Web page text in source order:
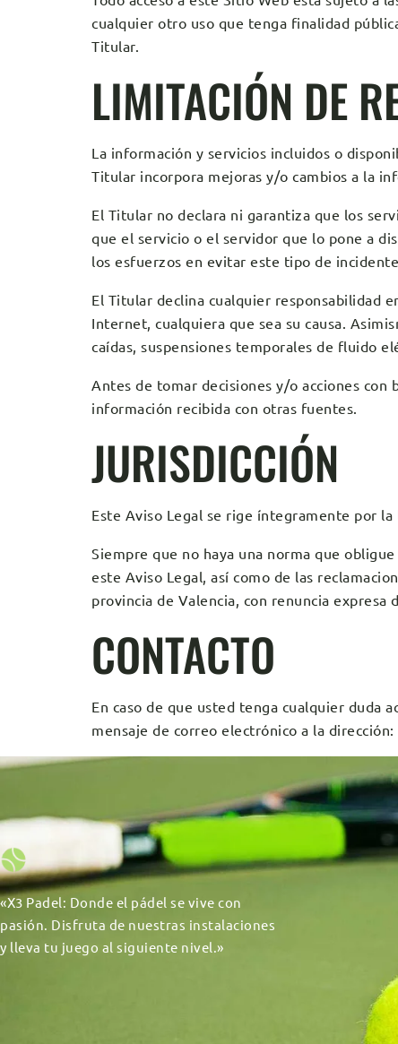
cualquier otro uso que tenga finalidad
Titular.
LIMITACIÓN DE
La información y servicios incluidos o
Titular incorpora mejoras y/o cambios a la
El Titular no declara ni garantiza que los
que el servicio o el servidor que lo pone a
los esfuerzos en evitar este tipo de
El Titular declina cualquier responsabilidad
Internet, cualquiera que sea su causa.
caídas, suspensiones temporales de fluido
Antes de tomar decisiones y/o acciones
información recibida con otras fuentes.
JURISDICCIÓN
Este Aviso Legal se rige íntegramente por la
Siempre que no haya una norma que
este Aviso Legal, así como de las
provincia de Valencia, con renuncia
CONTACTO
En caso de que usted tenga cualquier duda
mensaje de correo electrónico a la dirección:
«X3 Padel: Donde el pádel se vive con
pasión. Disfruta de nuestras instalaciones
y lleva tu juego al siguiente nivel.»